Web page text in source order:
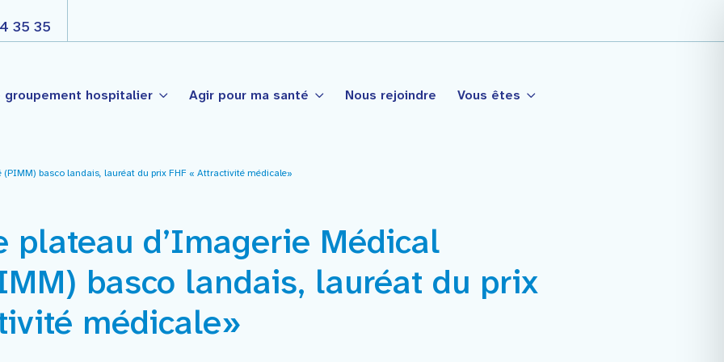
35 35
groupement hospitalier
de Garazi
Nos engagements
Projet médico soignant partagé
Agir pour ma santé Nous rejoindre Vous êtes
basco landais, lauréat du prix FHF « Attractivité médicale»
plateau d’Imagerie Médical
basco landais, lauréat du prix
médicale»